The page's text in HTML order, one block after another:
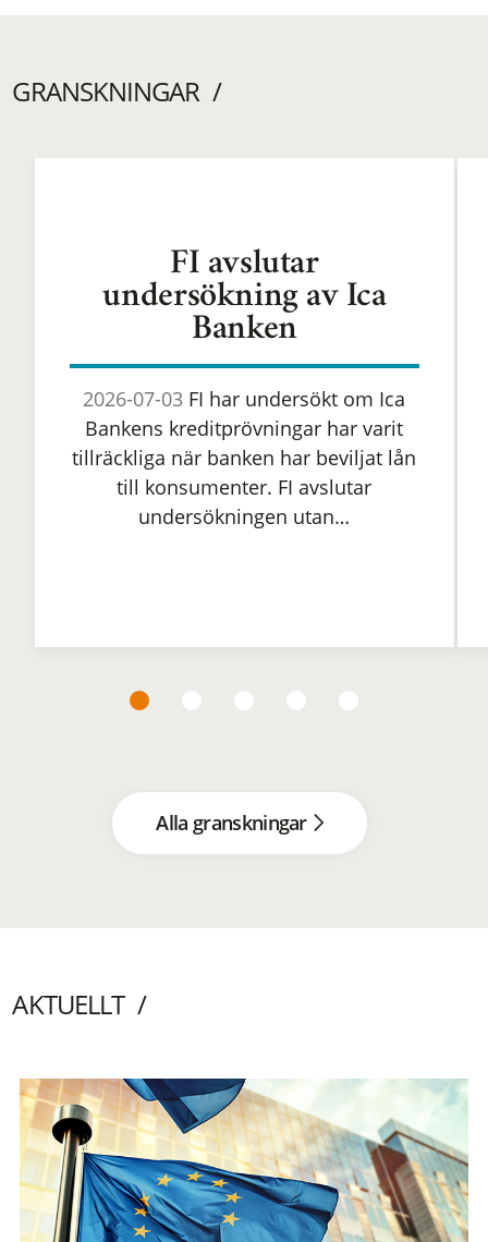
GRANSKNINGAR
FI avslutar
undersökning av Ica
Banken
2026-07-03 FI har undersökt om Ica
Bankens kreditprövningar har varit
tillräckliga när banken har beviljat lån
till konsumenter. FI avslutar
undersökningen utan…
Alla granskningar
AKTUELLT